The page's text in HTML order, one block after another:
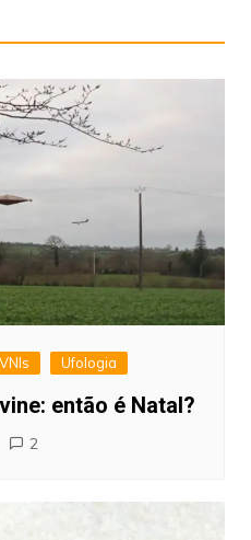
Ufologia
então é Natal?
2